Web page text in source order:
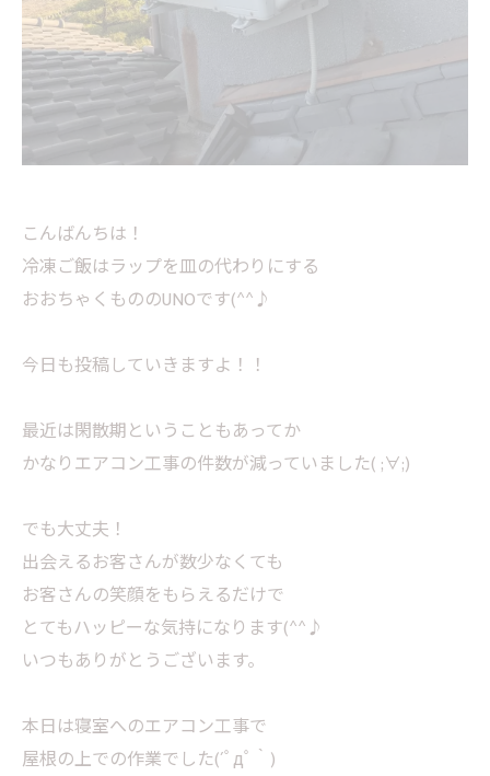
こんばんちは！
冷凍ご飯はラップを皿の代わりにする
おおちゃくもののUNOです(^^♪
今日も投稿していきますよ！！
最近は閑散期ということもあってか
かなりエアコン工事の件数が減っていました( ;∀;)
でも大丈夫！
出会えるお客さんが数少なくても
お客さんの笑顔をもらえるだけで
とてもハッピーな気持になります(^^♪
いつもありがとうございます。
本日は寝室へのエアコン工事で
屋根の上での作業でした(´ﾟдﾟ｀)